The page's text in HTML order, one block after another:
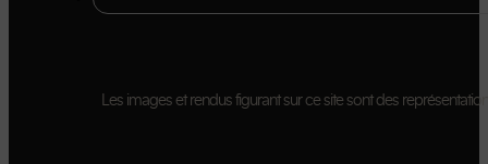
Les images et rendus figurant sur ce site sont des